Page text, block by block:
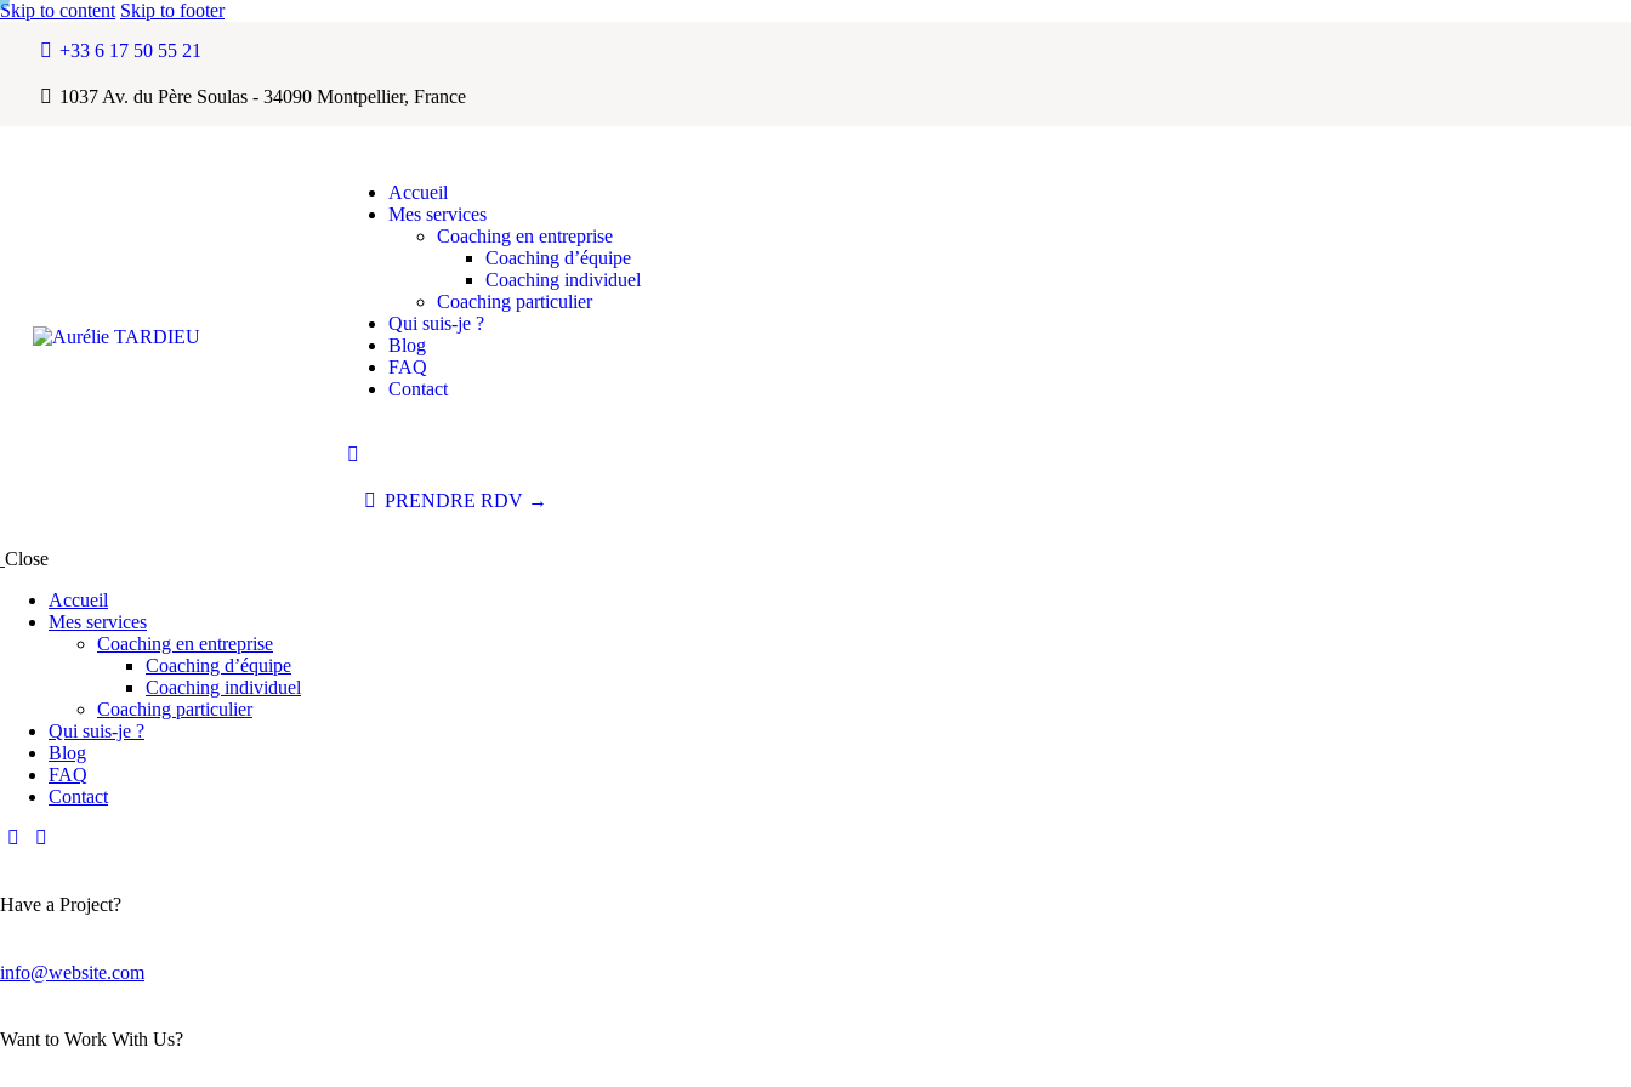
Skip to content Skip to footer
+33 6 17 50 55 21
1037 Av. du Père Soulas - 34090 Montpellier, France
Accueil
Mes services
Coaching en entreprise
Coaching d’équipe
Coaching individuel
Coaching particulier
Qui suis-je ?
Blog
FAQ
Contact
PRENDRE RDV →
Close
Accueil
Mes services
Coaching en entreprise
Coaching d’équipe
Coaching individuel
Coaching particulier
Qui suis-je ?
Blog
FAQ
Contact
Have a Project?
info@website.com
Want to Work With Us?